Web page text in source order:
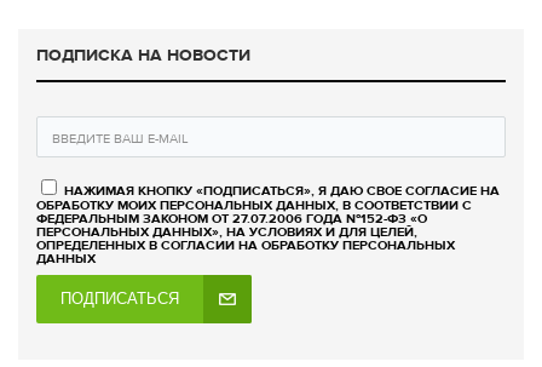
ПОДПИСКА НА НОВОСТИ
НАЖИМАЯ КНОПКУ «ПОДПИСАТЬСЯ», Я ДАЮ СВОЕ СОГЛАСИЕ НА
ОБРАБОТКУ МОИХ ПЕРСОНАЛЬНЫХ ДАННЫХ, В СООТВЕТСТВИИ С
ФЕДЕРАЛЬНЫМ ЗАКОНОМ ОТ 27.07.2006 ГОДА №152-ФЗ «О
ПЕРСОНАЛЬНЫХ ДАННЫХ», НА УСЛОВИЯХ И ДЛЯ ЦЕЛЕЙ,
ОПРЕДЕЛЕННЫХ В СОГЛАСИИ НА ОБРАБОТКУ ПЕРСОНАЛЬНЫХ
ДАННЫХ
ПОДПИСАТЬСЯ